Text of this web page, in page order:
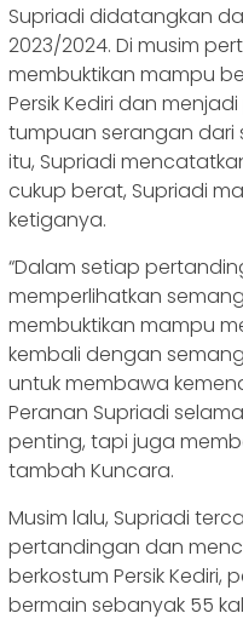
Supriadi didatangkan
2023/2024. Di musim
membuktikan mampu
Persik Kediri dan
tumpuan serangan dari
itu, Supriadi
cukup berat, Supriadi
ketiganya.
“Dalam setiap
memperlihatkan
membuktikan mampu
kembali dengan
untuk membawa
Peranan Supriadi
penting, tapi juga
tambah Kuncara.
Musim lalu, Supriadi
pertandingan dan
berkostum Persik Kediri,
bermain sebanyak 55